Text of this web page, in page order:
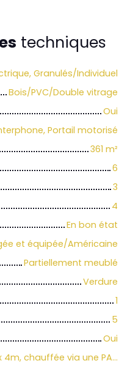
techniques
Granulés/Individuel
Bois/PVC/Double vitrage
Oui
Portail motorisé
361 m²
6
3
4
En bon état
et équipée/Américaine
Partiellement meublé
Verdure
1
5
Oui
8m x 4m, chauffée via une PAC